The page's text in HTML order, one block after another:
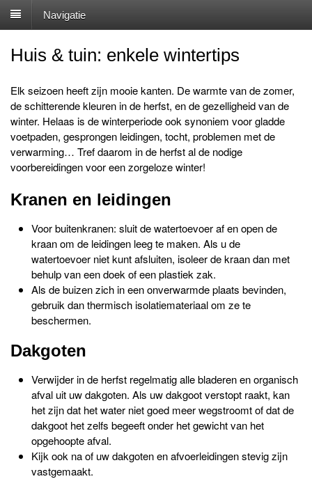
Navigatie
Huis & tuin: enkele wintertips
Elk seizoen heeft zijn mooie kanten. De warmte van de zomer,
de schitterende kleuren in de herfst, en de gezelligheid van de
winter. Helaas is de winterperiode ook synoniem voor gladde
voetpaden, gesprongen leidingen, tocht, problemen met de
verwarming… Tref daarom in de herfst al de nodige
voorbereidingen voor een zorgeloze winter!
Kranen en leidingen
Voor buitenkranen: sluit de watertoevoer af en open de
kraan om de leidingen leeg te maken. Als u de
watertoevoer niet kunt afsluiten, isoleer de kraan dan met
behulp van een doek of een plastiek zak.
Als de buizen zich in een onverwarmde plaats bevinden,
gebruik dan thermisch isolatiemateriaal om ze te
beschermen.
Dakgoten
Verwijder in de herfst regelmatig alle bladeren en organisch
afval uit uw dakgoten. Als uw dakgoot verstopt raakt, kan
het zijn dat het water niet goed meer wegstroomt of dat de
dakgoot het zelfs begeeft onder het gewicht van het
opgehoopte afval.
Kijk ook na of uw dakgoten en afvoerleidingen stevig zijn
vastgemaakt.